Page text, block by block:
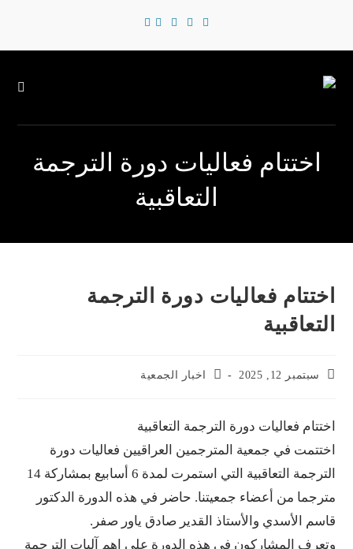
فعاليات دورة الترجمة
التعاقبية
فعاليات دورة الترجمة
اخبار الجمعية
دورة الترجمة التعاقبية
في جمعية المترجمين العراقيين فعاليات دورة
الترجمة التعاقبية التي استمرت لمدة 6 أسابيع بمشاركة 14
من أعضاء جمعيتنا. حاضر في هذه الدورة الدكتور
والأستاذ القدير صادق ياور صفر.
في هذه الدورة على اهم آليات الترجمة